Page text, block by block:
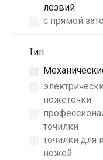
лезвий
с прямой
Тип
ножеточки
точилки
точилки для
ножей